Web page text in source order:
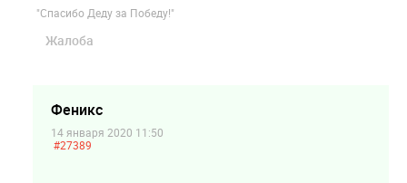
"Спасибо Деду за Победу!"
Жалоба
Феникс
14 января 2020 11:50
#27389